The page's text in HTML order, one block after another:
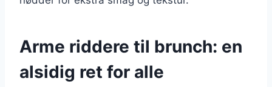
Arme riddere til brunch: en
alsidig ret for alle